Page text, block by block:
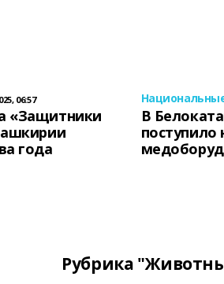
06:57
«Защитники
года
В
поступило
Рубрика